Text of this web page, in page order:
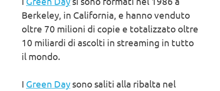
Berkeley, in California, e hanno venduto
oltre 70 milioni di copie e totalizzato oltre
10 miliardi di ascolti in streaming in tutto
il mondo.
I Green Day sono saliti alla ribalta nel